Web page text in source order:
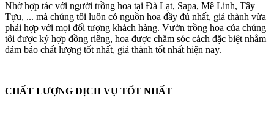
Nhờ hợp tác với người trồng hoa tại Đà Lạt, Sapa, Mê Linh, Tây
Tựu, ... mà chúng tôi luôn có nguồn hoa đầy đủ nhất, giá thành vừa
phải hợp với mọi đối tượng khách hàng. Vườn trồng hoa của chúng
tôi được ký hợp đồng riêng, hoa được chăm sóc cách đặc biệt nhằm
đảm bảo chất lượng tốt nhất, giá thành tốt nhất hiện nay.
CHẤT LƯỢNG DỊCH VỤ TỐT NHẤT